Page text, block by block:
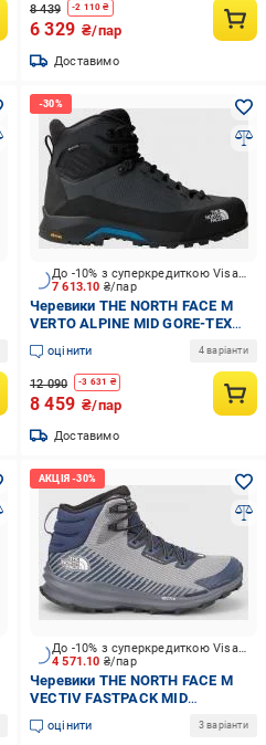
8 439 -2 110 ₴
6 329 ₴/пар
Доставимо
7 613.10 ₴/пар
До -10% з суперкредиткою Visa Вигода
Черевики THE NORTH FACE M
VERTO ALPINE MID GORE-TEX
NF0A83NB-MN81 р.44,5 сірий
оцінити 4 варіанти
12 090 -3 631 ₴
8 459 ₴/пар
Доставимо
4 571.10 ₴/пар
До -10% з суперкредиткою Visa Вигода
Черевики THE NORTH FACE M
VECTIV FASTPACK MID
FUTURELIGHT NF0A5JCW-I8E1
р.43 сірий
оцінити 3 варіанти